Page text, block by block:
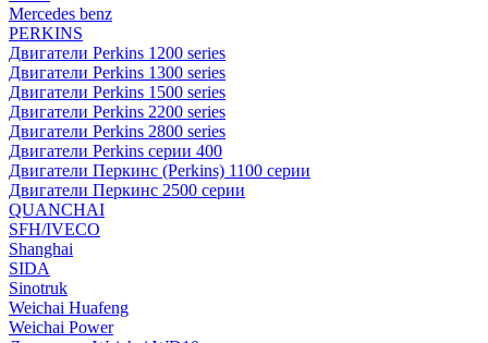
Mercedes benz
PERKINS
Двигатели Perkins 1200 series
Двигатели Perkins 1300 series
Двигатели Perkins 1500 series
Двигатели Perkins 2200 series
Двигатели Perkins 2800 series
Двигатели Perkins серии 400
Двигатели Перкинс (Perkins) 1100 серии
Двигатели Перкинс 2500 серии
QUANCHAI
SFH/IVECO
Shanghai
SIDA
Sinotruk
Weichai Huafeng
Weichai Power